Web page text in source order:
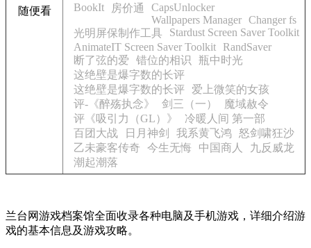
随便看
BookIt
房价通
CapsUnlocker
Wallpapers Manager Changer fs
光明屏保制作工具
Stardust Screen Saver Toolkit
AnimateIT Screen Saver Toolkit
RandSaver
断了弦的爱
错位的相识
瓶中时光
这绝壁是爆字数的长评
这绝壁是爆字数的长评
爱上微笑的女孩
评-《醉殇执念》
剑三（一）
魔域赦令
评《吸引力（GL）》
冷暖人间 第一部
百团大战
日月神剑 我系黄飞鸿 怒剑啸狂沙
乙未豪客传奇
今生无悔 中国商人
九反威龙
潮起潮落
兰台网游戏档案馆全面收录各种电脑及手机游戏，详细介绍游
戏的基本信息及游戏攻略。